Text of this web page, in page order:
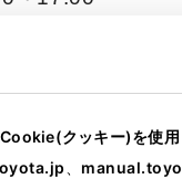
クッキー)を使用
700-
ーディオに関す